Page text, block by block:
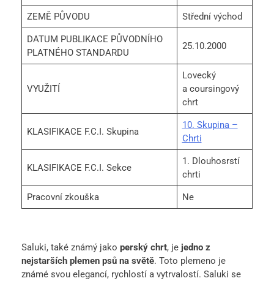
ZEMĚ PŮVODU Střední východ
DATUM PUBLIKACE PŮVODNÍHO
PLATNÉHO STANDARDU
25.10.2000
VYUŽITÍ
Lovecký
a coursingový
chrt
KLASIFIKACE F.C.I. Skupina
10. Skupina –
Chrti
KLASIFIKACE F.C.I. Sekce
1. Dlouhosrstí
chrti
Pracovní zkouška Ne
Saluki, také známý jako perský chrt, je jedno z
nejstarších plemen psů na světě. Toto plemeno je
známé svou elegancí, rychlostí a vytrvalostí. Saluki se